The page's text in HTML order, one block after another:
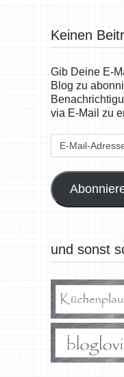
Keinen
Gib Deine E-
Blog zu
via E-Mail zu
E-
und sonst